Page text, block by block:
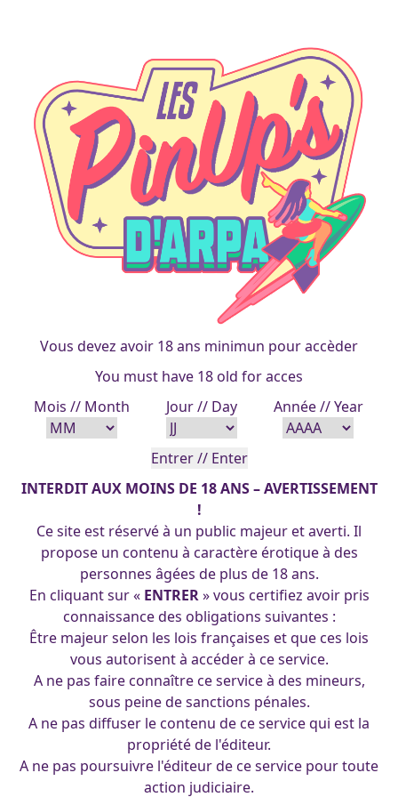
Vous devez avoir 18 ans minimun pour accèder
You must have 18 old for acces
Mois // Month
Jour // Day Année // Year
INTERDIT AUX MOINS DE 18 ANS – AVERTISSEMENT
!
Ce site est réservé à un public majeur et averti. Il
propose un contenu à caractère érotique à des
personnes âgées de plus de 18 ans.
En cliquant sur « ENTRER» vous certifiez avoir pris
connaissance des obligations suivantes :
Être majeur selon les lois françaises et que ces lois
vous autorisent à accéder à ce service.
A ne pas faire connaître ce service à des mineurs,
sous peine de sanctions pénales.
A ne pas diffuser le contenu de ce service qui est la
propriété de l'éditeur.
A ne pas poursuivre l'éditeur de ce service pour toute
action judiciaire.
Vœux de bonne année 2018 de Lefeuvre-François
illustrateur à Caen 10-01-2018 Happy new year 2018 by
Lefeuvre-François illustrateur à Caen – 10-01-2018
(cc) 2025 Les Pin-Up's d'Arpa. Tous droits réservés.